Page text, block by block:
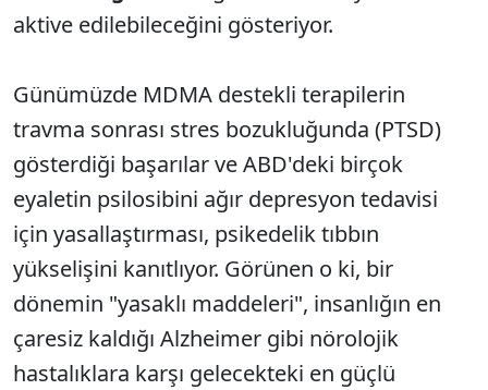
aktive edilebileceğini gösteriyor.
Günümüzde MDMA destekli terapilerin
travma sonrası stres bozukluğunda (PTSD)
gösterdiği başarılar ve ABD'deki birçok
eyaletin psilosibini ağır depresyon tedavisi
için yasallaştırması, psikedelik tıbbın
yükselişini kanıtlıyor. Görünen o ki, bir
dönemin "yasaklı maddeleri", insanlığın en
çaresiz kaldığı Alzheimer gibi nörolojik
hastalıklara karşı gelecekteki en güçlü